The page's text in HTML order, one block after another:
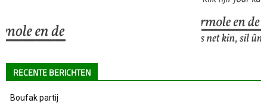
RECENTE BERICHTEN
Boufak partij